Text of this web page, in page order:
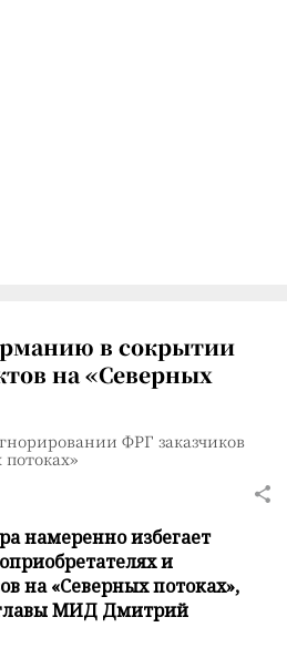
в сокрытии
на «Северных
ФРГ заказчиков
намеренно избегает
и
на «Северных потоках»,
главы МИД Дмитрий